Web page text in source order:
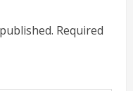
Required